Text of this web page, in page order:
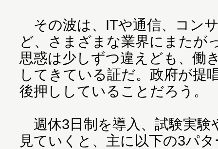
その波は、ITや通信、コン
ど、さまざまな業界にまたが
思惑は少しずつ違えども、働
してきている証だ。政府が提
後押ししていることだろう。
週休3日制を導入、試験実験
見ていくと、主に以下の3パ